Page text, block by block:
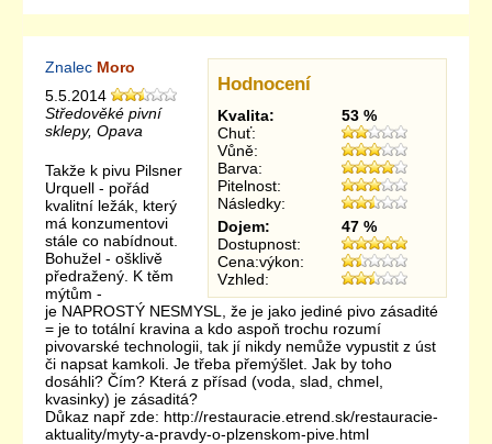
Hodnocení
Kvalita:
53 %
Chuť:
Vůně:
Barva:
Pitelnost:
Následky:
Dojem:
47 %
Dostupnost:
Cena:výkon:
Vzhled:
Znalec Moro
5.5.2014
Středověké pivní
sklepy, Opava
Takže k pivu Pilsner
Urquell - pořád
kvalitní ležák, který
má konzumentovi
stále co nabídnout.
Bohužel - ošklivě
předražený. K těm
mýtům -
je NAPROSTÝ NESMYSL, že je jako jediné pivo zásadité
= je to totální kravina a kdo aspoň trochu rozumí
pivovarské technologii, tak jí nikdy nemůže vypustit z úst
či napsat kamkoli. Je třeba přemýšlet. Jak by toho
dosáhli? Čím? Která z přísad (voda, slad, chmel,
kvasinky) je zásaditá?
Důkaz např zde: http://restauracie.etrend.sk/restauracie-
aktuality/myty-a-pravdy-o-plzenskom-pive.html